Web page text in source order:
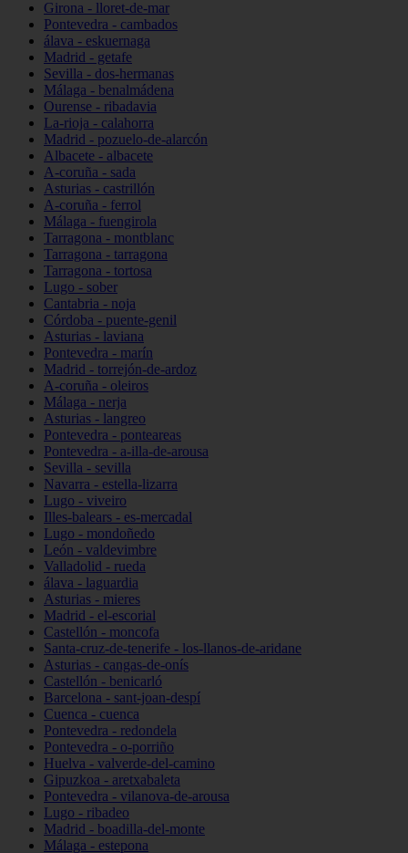
Girona - lloret-de-mar
Pontevedra - cambados
álava - eskuernaga
Madrid - getafe
Sevilla - dos-hermanas
Málaga - benalmádena
Ourense - ribadavia
La-rioja - calahorra
Madrid - pozuelo-de-alarcón
Albacete - albacete
A-coruña - sada
Asturias - castrillón
A-coruña - ferrol
Málaga - fuengirola
Tarragona - montblanc
Tarragona - tarragona
Tarragona - tortosa
Lugo - sober
Cantabria - noja
Córdoba - puente-genil
Asturias - laviana
Pontevedra - marín
Madrid - torrejón-de-ardoz
A-coruña - oleiros
Málaga - nerja
Asturias - langreo
Pontevedra - ponteareas
Pontevedra - a-illa-de-arousa
Sevilla - sevilla
Navarra - estella-lizarra
Lugo - viveiro
Illes-balears - es-mercadal
Lugo - mondoñedo
León - valdevimbre
Valladolid - rueda
álava - laguardia
Asturias - mieres
Madrid - el-escorial
Castellón - moncofa
Santa-cruz-de-tenerife - los-llanos-de-aridane
Asturias - cangas-de-onís
Castellón - benicarló
Barcelona - sant-joan-despí
Cuenca - cuenca
Pontevedra - redondela
Pontevedra - o-porriño
Huelva - valverde-del-camino
Gipuzkoa - aretxabaleta
Pontevedra - vilanova-de-arousa
Lugo - ribadeo
Madrid - boadilla-del-monte
Málaga - estepona